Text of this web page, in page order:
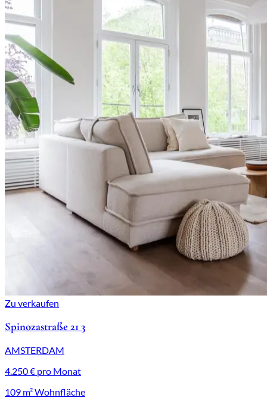
Zu verkaufen
Spinozastraße 21 3
AMSTERDAM
4.250 € pro Monat
109 m² Wohnfläche